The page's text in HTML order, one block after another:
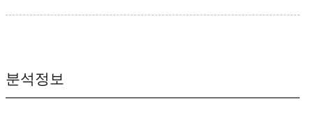
분석정보